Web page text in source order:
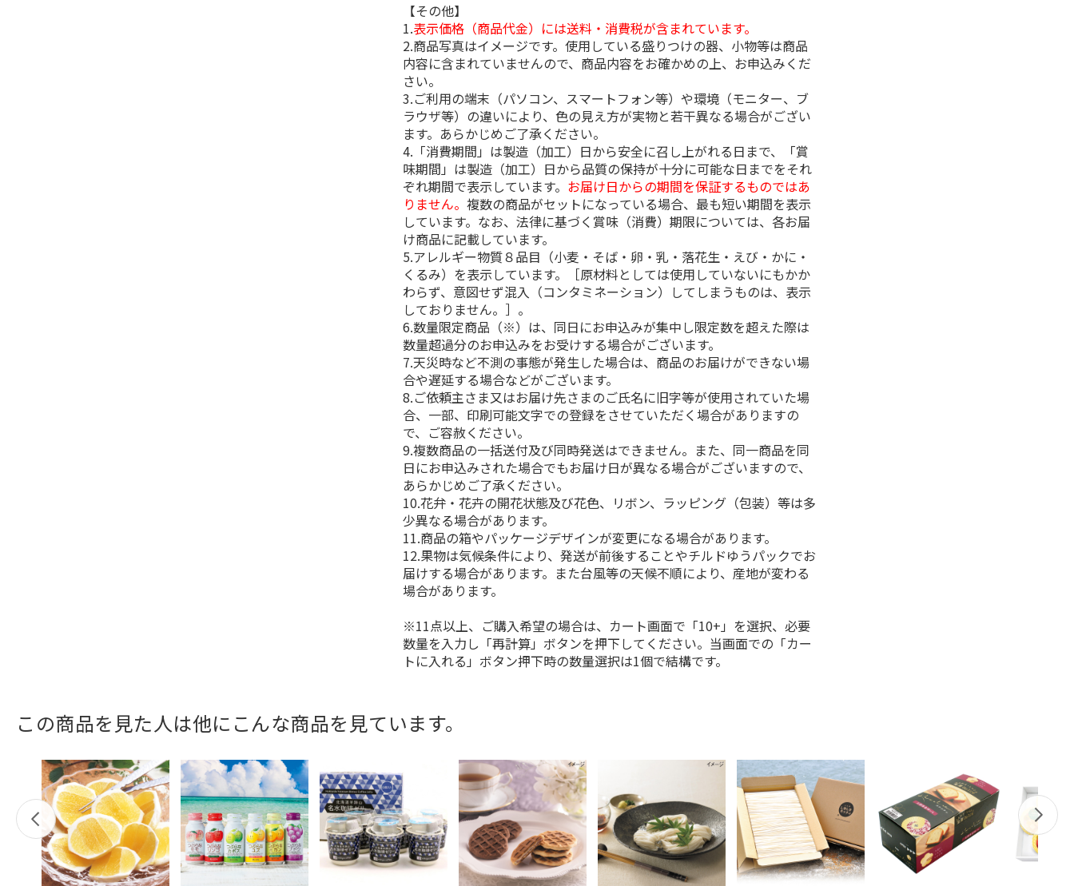
【その他】
1.表示価格（商品代金）には送料・消費税が含まれています。
2.商品写真はイメージです。使用している盛りつけの器、小物等は商品
内容に含まれていませんので、商品内容をお確かめの上、お申込みくだ
さい。
3.ご利用の端末（パソコン、スマートフォン等）や環境（モニター、ブ
ラウザ等）の違いにより、色の見え方が実物と若干異なる場合がござい
ます。あらかじめご了承ください。
4.「消費期間」は製造（加工）日から安全に召し上がれる日まで、「賞
味期間」は製造（加工）日から品質の保持が十分に可能な日までをそれ
ぞれ期間で表示しています。 お届け日からの期間を保証するものではあ
りません。複数の商品がセットになっている場合、最も短い期間を表示
しています。なお、法律に基づく賞味（消費）期限については、各お届
け商品に記載しています。
5.アレルギー物質８品目（小麦・そば・卵・乳・落花生・えび・かに・
くるみ）を表示しています。［原材料としては使用していないにもかか
わらず、意図せず混入（コンタミネーション）してしまうものは、表示
しておりません。］。
6.数量限定商品（※）は、同日にお申込みが集中し限定数を超えた際は
数量超過分のお申込みをお受けする場合がございます。
7.天災時など不測の事態が発生した場合は、商品のお届けができない場
合や遅延する場合などがございます。
8.ご依頼主さま又はお届け先さまのご氏名に旧字等が使用されていた場
合、一部、印刷可能文字での登録をさせていただく場合がありますの
で、ご容赦ください。
9.複数商品の一括送付及び同時発送はできません。また、同一商品を同
日にお申込みされた場合でもお届け日が異なる場合がございますので、
あらかじめご了承ください。
10.花弁・花卉の開花状態及び花色、リボン、ラッピング（包装）等は多
少異なる場合があります。
11.商品の箱やパッケージデザインが変更になる場合があります。
12.果物は気候条件により、発送が前後することやチルドゆうパックでお
届けする場合があります。また台風等の天候不順により、産地が変わる
場合があります。
※11点以上、ご購入希望の場合は、カート画面で「10+」を選択、必要
数量を入力し「再計算」ボタンを押下してください。当画面での「カー
トに入れる」ボタン押下時の数量選択は1個で結構です。
この商品を見た人は他にこんな商品を見ています。